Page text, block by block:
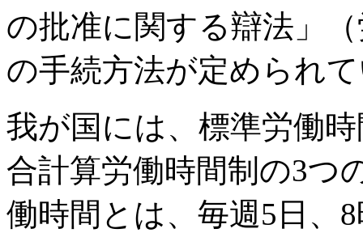
の批准に関する辯法」
の手続方法が定められ
我が国には、標準労働
合計算労働時間制の3つ
働時間とは、毎週5日、